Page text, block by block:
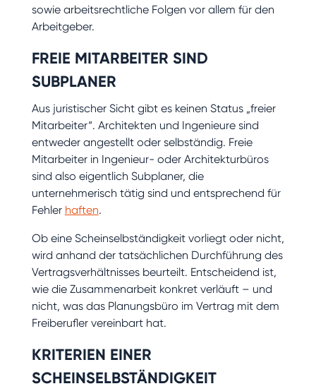
sowie arbeitsrechtliche Folgen vor allem für den
Arbeitgeber.
FREIE MITARBEITER SIND
SUBPLANER
Aus juristischer Sicht gibt es keinen Status „freier
Mitarbeiter“. Architekten und Ingenieure sind
entweder angestellt oder selbständig. Freie
Mitarbeiter in Ingenieur- oder Architekturbüros
sind also eigentlich Subplaner, die
unternehmerisch tätig sind und entsprechend für
Fehler haften.
Ob eine Scheinselbständigkeit vorliegt oder nicht,
wird anhand der tatsächlichen Durchführung des
Vertragsverhältnisses beurteilt. Entscheidend ist,
wie die Zusammenarbeit konkret verläuft – und
nicht, was das Planungsbüro im Vertrag mit dem
Freiberufler vereinbart hat.
KRITERIEN EINER
SCHEINSELBSTÄNDIGKEIT